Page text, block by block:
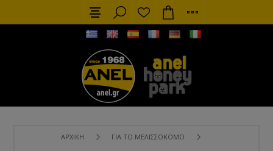
ΑΡΧΙΚΉ ΓΙΑ ΤΟ ΜΕΛΙΣΣΟΚΌΜΟ